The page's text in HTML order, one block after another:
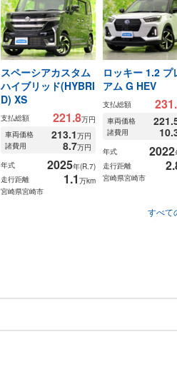
スペーシアカスタム
ハイブリッド(HYBRI
D) XS
支払総額 221.8万円
車両価格
213.1万円
諸費用
8.7万円
年式
2025年(R.7)
走行距離
1.1 万km
宮崎県宮崎市
ロッキー 1.2 プ
アム G HEV
支払総額
車両価格
諸費用
年式
2022
走行距離
宮崎県宮崎市
すべて